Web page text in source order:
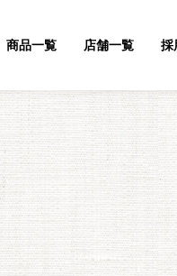
商品一覧 店舗一覧 採